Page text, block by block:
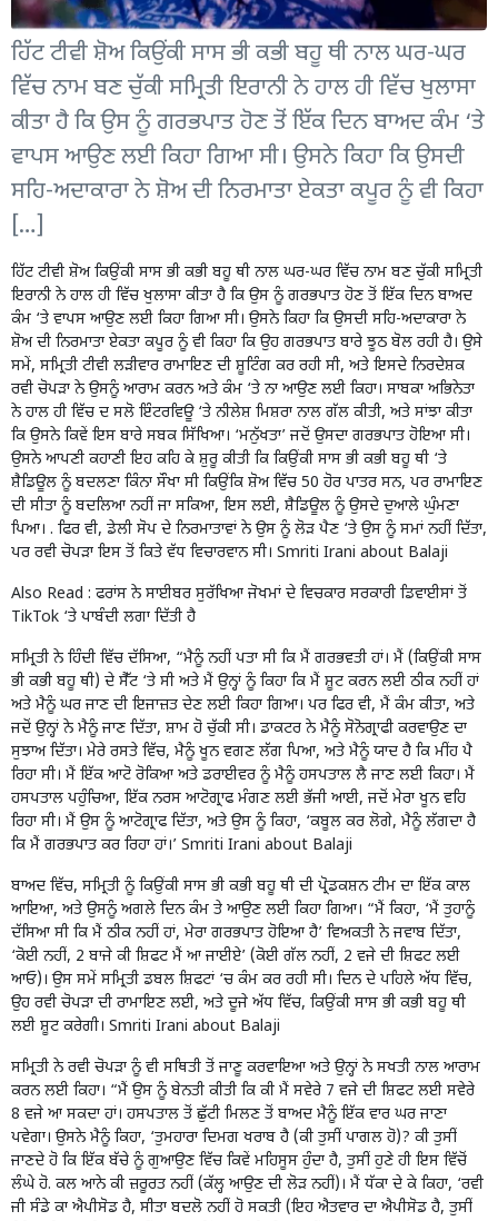
ਹਿੱਟ ਟੀਵੀ ਸ਼ੋਅ ਕਿਉੰਕੀ ਸਾਸ ਭੀ ਕਭੀ ਬਹੂ ਥੀ ਨਾਲ ਘਰ-ਘਰ
ਵਿੱਚ ਨਾਮ ਬਣ ਚੁੱਕੀ ਸਮ੍ਰਿਤੀ ਇਰਾਨੀ ਨੇ ਹਾਲ ਹੀ ਵਿੱਚ ਖੁਲਾਸਾ
ਕੀਤਾ ਹੈ ਕਿ ਉਸ ਨੂੰ ਗਰਭਪਾਤ ਹੋਣ ਤੋਂ ਇੱਕ ਦਿਨ ਬਾਅਦ ਕੰਮ ‘ਤੇ
ਵਾਪਸ ਆਉਣ ਲਈ ਕਿਹਾ ਗਿਆ ਸੀ। ਉਸਨੇ ਕਿਹਾ ਕਿ ਉਸਦੀ
ਸਹਿ-ਅਦਾਕਾਰਾ ਨੇ ਸ਼ੋਅ ਦੀ ਨਿਰਮਾਤਾ ਏਕਤਾ ਕਪੂਰ ਨੂੰ ਵੀ ਕਿਹਾ
[…]
ਹਿੱਟ ਟੀਵੀ ਸ਼ੋਅ ਕਿਉੰਕੀ ਸਾਸ ਭੀ ਕਭੀ ਬਹੂ ਥੀ ਨਾਲ ਘਰ-ਘਰ ਵਿੱਚ ਨਾਮ ਬਣ ਚੁੱਕੀ ਸਮ੍ਰਿਤੀ
ਇਰਾਨੀ ਨੇ ਹਾਲ ਹੀ ਵਿੱਚ ਖੁਲਾਸਾ ਕੀਤਾ ਹੈ ਕਿ ਉਸ ਨੂੰ ਗਰਭਪਾਤ ਹੋਣ ਤੋਂ ਇੱਕ ਦਿਨ ਬਾਅਦ
ਕੰਮ ‘ਤੇ ਵਾਪਸ ਆਉਣ ਲਈ ਕਿਹਾ ਗਿਆ ਸੀ। ਉਸਨੇ ਕਿਹਾ ਕਿ ਉਸਦੀ ਸਹਿ-ਅਦਾਕਾਰਾ ਨੇ
ਸ਼ੋਅ ਦੀ ਨਿਰਮਾਤਾ ਏਕਤਾ ਕਪੂਰ ਨੂੰ ਵੀ ਕਿਹਾ ਕਿ ਉਹ ਗਰਭਪਾਤ ਬਾਰੇ ਝੂਠ ਬੋਲ ਰਹੀ ਹੈ। ਉਸੇ
ਸਮੇਂ, ਸਮ੍ਰਿਤੀ ਟੀਵੀ ਲੜੀਵਾਰ ਰਾਮਾਇਣ ਦੀ ਸ਼ੂਟਿੰਗ ਕਰ ਰਹੀ ਸੀ, ਅਤੇ ਇਸਦੇ ਨਿਰਦੇਸ਼ਕ
ਰਵੀ ਚੋਪੜਾ ਨੇ ਉਸਨੂੰ ਆਰਾਮ ਕਰਨ ਅਤੇ ਕੰਮ ‘ਤੇ ਨਾ ਆਉਣ ਲਈ ਕਿਹਾ। ਸਾਬਕਾ ਅਭਿਨੇਤਾ
ਨੇ ਹਾਲ ਹੀ ਵਿੱਚ ਦ ਸਲੋ ਇੰਟਰਵਿਊ ‘ਤੇ ਨੀਲੇਸ਼ ਮਿਸ਼ਰਾ ਨਾਲ ਗੱਲ ਕੀਤੀ, ਅਤੇ ਸਾਂਝਾ ਕੀਤਾ
ਕਿ ਉਸਨੇ ਕਿਵੇਂ ਇਸ ਬਾਰੇ ਸਬਕ ਸਿੱਖਿਆ। ‘ਮਨੁੱਖਤਾ’ ਜਦੋਂ ਉਸਦਾ ਗਰਭਪਾਤ ਹੋਇਆ ਸੀ।
ਉਸਨੇ ਆਪਣੀ ਕਹਾਣੀ ਇਹ ਕਹਿ ਕੇ ਸ਼ੁਰੂ ਕੀਤੀ ਕਿ ਕਿਉੰਕੀ ਸਾਸ ਭੀ ਕਭੀ ਬਹੂ ਥੀ ‘ਤੇ
ਸ਼ੈਡਿਊਲ ਨੂੰ ਬਦਲਣਾ ਕਿੰਨਾ ਸੌਖਾ ਸੀ ਕਿਉਂਕਿ ਸ਼ੋਅ ਵਿੱਚ 50 ਹੋਰ ਪਾਤਰ ਸਨ, ਪਰ ਰਾਮਾਇਣ
ਦੀ ਸੀਤਾ ਨੂੰ ਬਦਲਿਆ ਨਹੀਂ ਜਾ ਸਕਿਆ, ਇਸ ਲਈ, ਸ਼ੈਡਿਊਲ ਨੂੰ ਉਸਦੇ ਦੁਆਲੇ ਘੁੰਮਣਾ
ਪਿਆ। . ਫਿਰ ਵੀ, ਡੇਲੀ ਸੋਪ ਦੇ ਨਿਰਮਾਤਾਵਾਂ ਨੇ ਉਸ ਨੂੰ ਲੋੜ ਪੈਣ ‘ਤੇ ਉਸ ਨੂੰ ਸਮਾਂ ਨਹੀਂ ਦਿੱਤਾ,
ਪਰ ਰਵੀ ਚੋਪੜਾ ਇਸ ਤੋਂ ਕਿਤੇ ਵੱਧ ਵਿਚਾਰਵਾਨ ਸੀ। Smriti Irani about Balaji
Also Read : ਫਰਾਂਸ ਨੇ ਸਾਈਬਰ ਸੁਰੱਖਿਆ ਜੋਖਮਾਂ ਦੇ ਵਿਚਕਾਰ ਸਰਕਾਰੀ ਡਿਵਾਈਸਾਂ ਤੋਂ
TikTok ‘ਤੇ ਪਾਬੰਦੀ ਲਗਾ ਦਿੱਤੀ ਹੈ
ਸਮ੍ਰਿਤੀ ਨੇ ਹਿੰਦੀ ਵਿੱਚ ਦੱਸਿਆ, “ਮੈਨੂੰ ਨਹੀਂ ਪਤਾ ਸੀ ਕਿ ਮੈਂ ਗਰਭਵਤੀ ਹਾਂ। ਮੈਂ (ਕਿਉਂਕੀ ਸਾਸ
ਭੀ ਕਭੀ ਬਹੂ ਥੀ) ਦੇ ਸੈੱਟ ‘ਤੇ ਸੀ ਅਤੇ ਮੈਂ ਉਨ੍ਹਾਂ ਨੂੰ ਕਿਹਾ ਕਿ ਮੈਂ ਸ਼ੂਟ ਕਰਨ ਲਈ ਠੀਕ ਨਹੀਂ ਹਾਂ
ਅਤੇ ਮੈਨੂੰ ਘਰ ਜਾਣ ਦੀ ਇਜਾਜ਼ਤ ਦੇਣ ਲਈ ਕਿਹਾ ਗਿਆ। ਪਰ ਫਿਰ ਵੀ, ਮੈਂ ਕੰਮ ਕੀਤਾ, ਅਤੇ
ਜਦੋਂ ਉਨ੍ਹਾਂ ਨੇ ਮੈਨੂੰ ਜਾਣ ਦਿੱਤਾ, ਸ਼ਾਮ ਹੋ ਚੁੱਕੀ ਸੀ। ਡਾਕਟਰ ਨੇ ਮੈਨੂੰ ਸੋਨੋਗ੍ਰਾਫੀ ਕਰਵਾਉਣ ਦਾ
ਸੁਝਾਅ ਦਿੱਤਾ। ਮੇਰੇ ਰਸਤੇ ਵਿੱਚ, ਮੈਨੂੰ ਖੂਨ ਵਗਣ ਲੱਗ ਪਿਆ, ਅਤੇ ਮੈਨੂੰ ਯਾਦ ਹੈ ਕਿ ਮੀਂਹ ਪੈ
ਰਿਹਾ ਸੀ। ਮੈਂ ਇੱਕ ਆਟੋ ਰੋਕਿਆ ਅਤੇ ਡਰਾਈਵਰ ਨੂੰ ਮੈਨੂੰ ਹਸਪਤਾਲ ਲੈ ਜਾਣ ਲਈ ਕਿਹਾ। ਮੈਂ
ਹਸਪਤਾਲ ਪਹੁੰਚਿਆ, ਇੱਕ ਨਰਸ ਆਟੋਗ੍ਰਾਫ ਮੰਗਣ ਲਈ ਭੱਜੀ ਆਈ, ਜਦੋਂ ਮੇਰਾ ਖੂਨ ਵਹਿ
ਰਿਹਾ ਸੀ। ਮੈਂ ਉਸ ਨੂੰ ਆਟੋਗ੍ਰਾਫ ਦਿੱਤਾ, ਅਤੇ ਉਸ ਨੂੰ ਕਿਹਾ, ‘ਕਬੂਲ ਕਰ ਲੋਗੇ, ਮੈਨੂੰ ਲੱਗਦਾ ਹੈ
ਕਿ ਮੈਂ ਗਰਭਪਾਤ ਕਰ ਰਿਹਾ ਹਾਂ।’ Smriti Irani about Balaji
ਬਾਅਦ ਵਿੱਚ, ਸਮ੍ਰਿਤੀ ਨੂੰ ਕਿਉੰਕੀ ਸਾਸ ਭੀ ਕਭੀ ਬਹੂ ਥੀ ਦੀ ਪ੍ਰੋਡਕਸ਼ਨ ਟੀਮ ਦਾ ਇੱਕ ਕਾਲ
ਆਇਆ, ਅਤੇ ਉਸਨੂੰ ਅਗਲੇ ਦਿਨ ਕੰਮ ਤੇ ਆਉਣ ਲਈ ਕਿਹਾ ਗਿਆ। “ਮੈਂ ਕਿਹਾ, ‘ਮੈਂ ਤੁਹਾਨੂੰ
ਦੱਸਿਆ ਸੀ ਕਿ ਮੈਂ ਠੀਕ ਨਹੀਂ ਹਾਂ, ਮੇਰਾ ਗਰਭਪਾਤ ਹੋਇਆ ਹੈ’ ਵਿਅਕਤੀ ਨੇ ਜਵਾਬ ਦਿੱਤਾ,
‘ਕੋਈ ਨਹੀਂ, 2 ਬਾਜੇ ਕੀ ਸ਼ਿਫਟ ਮੈਂ ਆ ਜਾਈਏ’ (ਕੋਈ ਗੱਲ ਨਹੀਂ, 2 ਵਜੇ ਦੀ ਸ਼ਿਫਟ ਲਈ
ਆਓ)। ਉਸ ਸਮੇਂ ਸਮ੍ਰਿਤੀ ਡਬਲ ਸ਼ਿਫਟਾਂ ‘ਚ ਕੰਮ ਕਰ ਰਹੀ ਸੀ। ਦਿਨ ਦੇ ਪਹਿਲੇ ਅੱਧ ਵਿੱਚ,
ਉਹ ਰਵੀ ਚੋਪੜਾ ਦੀ ਰਾਮਾਇਣ ਲਈ, ਅਤੇ ਦੂਜੇ ਅੱਧ ਵਿੱਚ, ਕਿਉੰਕੀ ਸਾਸ ਭੀ ਕਭੀ ਬਹੂ ਥੀ
ਲਈ ਸ਼ੂਟ ਕਰੇਗੀ। Smriti Irani about Balaji
ਸਮ੍ਰਿਤੀ ਨੇ ਰਵੀ ਚੋਪੜਾ ਨੂੰ ਵੀ ਸਥਿਤੀ ਤੋਂ ਜਾਣੂ ਕਰਵਾਇਆ ਅਤੇ ਉਨ੍ਹਾਂ ਨੇ ਸਖਤੀ ਨਾਲ ਆਰਾਮ
ਕਰਨ ਲਈ ਕਿਹਾ। “ਮੈਂ ਉਸ ਨੂੰ ਬੇਨਤੀ ਕੀਤੀ ਕਿ ਕੀ ਮੈਂ ਸਵੇਰੇ 7 ਵਜੇ ਦੀ ਸ਼ਿਫਟ ਲਈ ਸਵੇਰੇ
8 ਵਜੇ ਆ ਸਕਦਾ ਹਾਂ। ਹਸਪਤਾਲ ਤੋਂ ਛੁੱਟੀ ਮਿਲਣ ਤੋਂ ਬਾਅਦ ਮੈਨੂੰ ਇੱਕ ਵਾਰ ਘਰ ਜਾਣਾ
ਪਵੇਗਾ। ਉਸਨੇ ਮੈਨੂੰ ਕਿਹਾ, ‘ਤੁਮਹਾਰਾ ਦਿਮਗ ਖਰਾਬ ਹੈ (ਕੀ ਤੁਸੀਂ ਪਾਗਲ ਹੋ)? ਕੀ ਤੁਸੀਂ
ਜਾਣਦੇ ਹੋ ਕਿ ਇੱਕ ਬੱਚੇ ਨੂੰ ਗੁਆਉਣ ਵਿੱਚ ਕਿਵੇਂ ਮਹਿਸੂਸ ਹੁੰਦਾ ਹੈ, ਤੁਸੀਂ ਹੁਣੇ ਹੀ ਇਸ ਵਿੱਚੋਂ
ਲੰਘੇ ਹੋ. ਕਲ ਆਨੇ ਕੀ ਜ਼ਰੂਰਤ ਨਹੀਂ (ਕੱਲ੍ਹ ਆਉਣ ਦੀ ਲੋੜ ਨਹੀਂ)। ਮੈਂ ਧੱਕਾ ਦੇ ਕੇ ਕਿਹਾ, ‘ਰਵੀ
ਜੀ ਸੰਡੇ ਕਾ ਐਪੀਸੋਡ ਹੈ, ਸੀਤਾ ਬਦਲੋ ਨਹੀਂ ਹੋ ਸਕਤੀ (ਇਹ ਐਤਵਾਰ ਦਾ ਐਪੀਸੋਡ ਹੈ, ਤੁਸੀਂ